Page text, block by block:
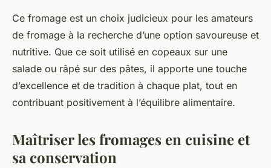
Ce fromage est un choix judicieux pour les amateurs
de fromage à la recherche d’une option savoureuse et
nutritive. Que ce soit utilisé en copeaux sur une
salade ou râpé sur des pâtes, il apporte une touche
d’excellence et de tradition à chaque plat, tout en
contribuant positivement à l’équilibre alimentaire.
Maîtriser les fromages en cuisine et
sa conservation